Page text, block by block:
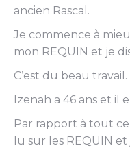
ancien Rascal.
Je commence à
mon REQUIN et je
C’est du beau travail.
Izenah a 46 ans et il
Par rapport à tout ce
lu sur les REQUIN